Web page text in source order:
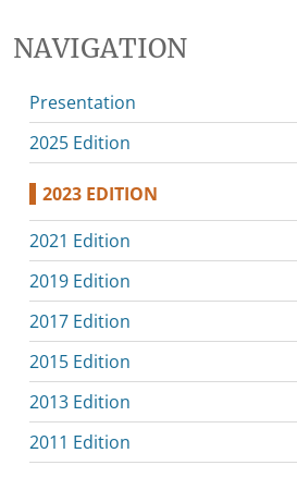
NAVIGATION
Presentation
2025 Edition
2023 EDITION
2021 Edition
2019 Edition
2017 Edition
2015 Edition
2013 Edition
2011 Edition